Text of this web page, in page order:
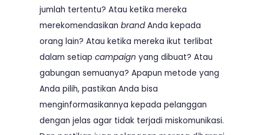
jumlah tertentu? Atau ketika mereka
merekomendasikan brandAnda kepada
orang lain? Atau ketika mereka ikut terlibat
dalam setiap campaign yang dibuat? Atau
gabungan semuanya? Apapun metode yang
Anda pilih, pastikan Anda bisa
menginformasikannya kepada pelanggan
dengan jelas agar tidak terjadi miskomunikasi.